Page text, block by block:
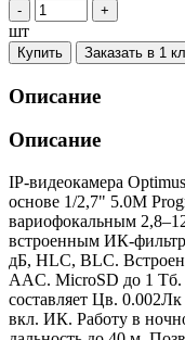
- +
шт
Купить Заказать в 1
Описание
Описание
IP-видеокамера
основе 1/2,7" 5.0M
вариофокальным
встроенным ИК-
дБ, HLC, BLC.
AAC. MicroSD до 1 Тб.
составляет Цв.
вкл. ИК. Работу в